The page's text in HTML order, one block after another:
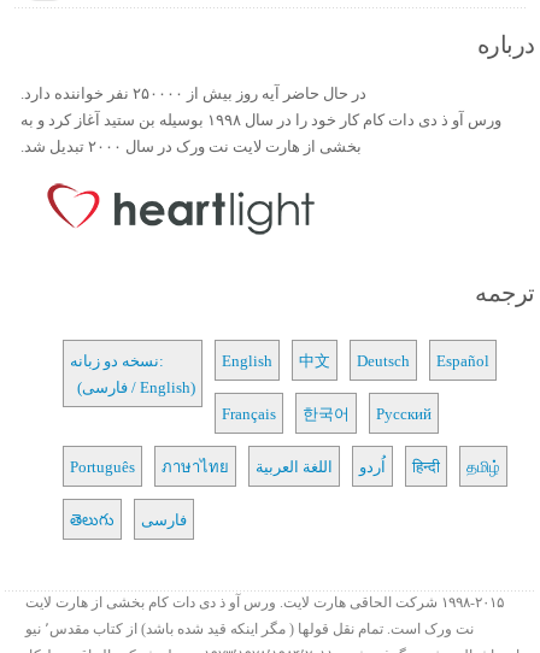
درباره
در حال حاضر آیه روز بیش از ۲۵۰۰۰۰ نفر خواننده دارد.
ورس آو ذ دی دات کام کار خود را در سال ۱۹۹۸ بوسیله بن ستید آغاز کرد و به
بخشی از هارت لایت نت ورک در سال ۲۰۰۰ تبدیل شد.
ترجمه
نسخه دو زبانه:
(فارسی / English)
English 中文 Deutsch Español
Français 한국어 Русский
Português ภาษาไทย اللغة العربية اُردو हिन्दी தமிழ்
తెలుగు فارسی
۱۹۹۸-۲۰۱۵ شرکت الحاقی هارت لایت. ورس آو ذ دی دات کام بخشی از هارت لایت
نت ورک است. تمام نقل قولها ( مگر اینکه قید شده باشد) از کتاب مقدس٬ نیو